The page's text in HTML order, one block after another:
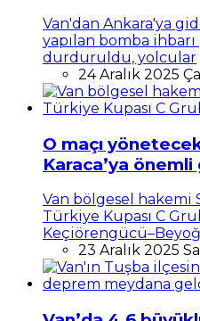
Van'dan Ankara'ya
yapılan bomba
durduruldu, yolcular
24 Aralık 2025
O maçı
Karaca’ya
Van bölgesel hakemi
Türkiye Kupası C
23 Aralık 2025